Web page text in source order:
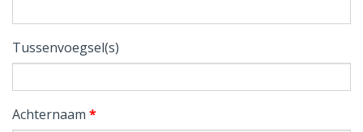
Tussenvoegsel(s)
Achternaam *